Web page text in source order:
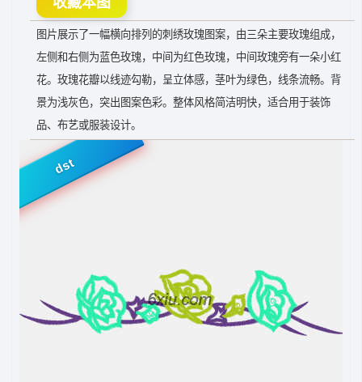
图片展示了一幅横向排列的刺绣玫瑰图案，由三朵主要玫瑰组成，
左侧和右侧为蓝色玫瑰，中间为红色玫瑰，中间玫瑰旁有一朵小红
花。玫瑰花瓣以线迹勾勒，呈立体感，茎叶为绿色，线条流畅。背
景为浅灰色，突出图案色彩。整体风格简洁明快，适合用于装饰
品、布艺或服装设计。
dst